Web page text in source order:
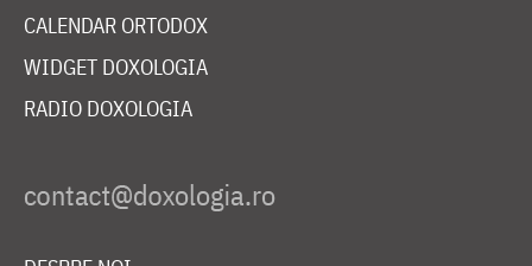
CALENDAR ORTODOX
WIDGET DOXOLOGIA
RADIO DOXOLOGIA